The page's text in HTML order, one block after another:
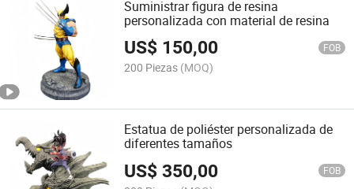
Suministrar figura de resina
personalizada con material de resina
US$ 150,00 FOB
200 Piezas (MOQ)
Estatua de poliéster personalizada de
diferentes tamaños
US$350,00 FOB